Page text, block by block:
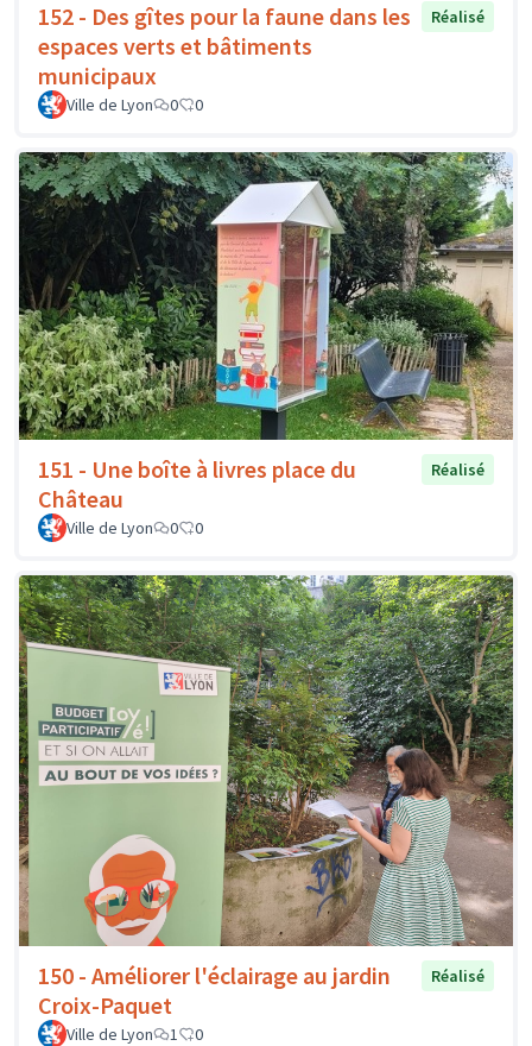
152 - Des gîtes pour la faune dans les
espaces verts et bâtiments
municipaux
Réalisé
Ville de Lyon 0 0
151 - Une boîte à livres place du
Château
Réalisé
Ville de Lyon 0 0
150 - Améliorer l'éclairage au jardin
Croix-Paquet
Réalisé
Ville de Lyon 1 0